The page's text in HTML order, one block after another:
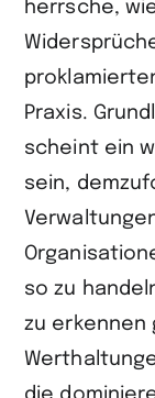
herrsche,
Praxis.
scheint ein
sein,
so zu
zu erkennen